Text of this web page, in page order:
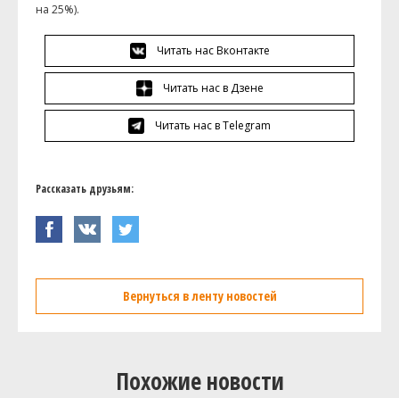
на 25%).
Читать нас Вконтакте
Читать нас в Дзене
Читать нас в Telegram
Рассказать друзьям:
Вернуться в ленту новостей
Похожие новости